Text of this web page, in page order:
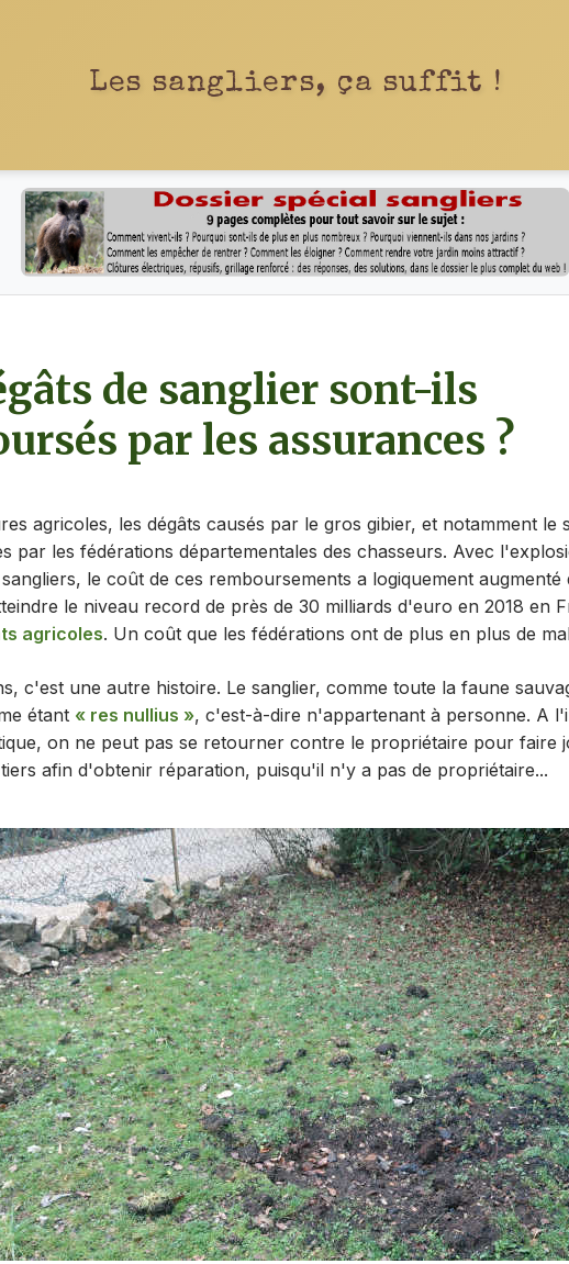
Les sangliers, ça suffit !
de sanglier sont-ils
par les assurances ?
agricoles, les dégâts causés par le gros gibier, et notamment le
par les fédérations départementales des chasseurs. Avec
le coût de ces remboursements a logiquement augmenté
le niveau record de près de 30 milliards d'euro en 2018 en
agricoles. Un coût que les fédérations ont de plus en plus de
c'est une autre histoire. Le sanglier, comme toute la faune
étant « res nullius », c'est-à-dire n'appartenant à personne. A
on ne peut pas se retourner contre le propriétaire pour faire
afin d'obtenir réparation, puisqu'il n'y a pas de propriétaire...